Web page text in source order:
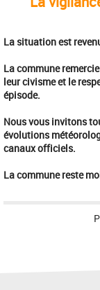
La situation est
La commune
leur civisme et le
épisode.
Nous vous invitons
évolutions
canaux officiels.
La commune reste